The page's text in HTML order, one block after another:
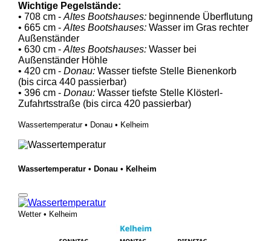
Wichtige Pegelstände:
• 708 cm -Altes Bootshauses:beginnende Überflutung
• 665 cm -Altes Bootshauses:Wasser im Gras rechter
Außenständer
• 630 cm -Altes Bootshauses:Wasser bei
Außenständer Höhle
• 420 cm - Donau:Wasser tiefste Stelle Bienenkorb
(bis circa 440 passierbar)
• 396 cm - Donau:Wasser tiefste Stelle Klösterl-
Zufahrtsstraße (bis circa 420 passierbar)
Wassertemperatur • Donau • Kelheim
Wassertemperatur • Donau • Kelheim
Wetter • Kelheim